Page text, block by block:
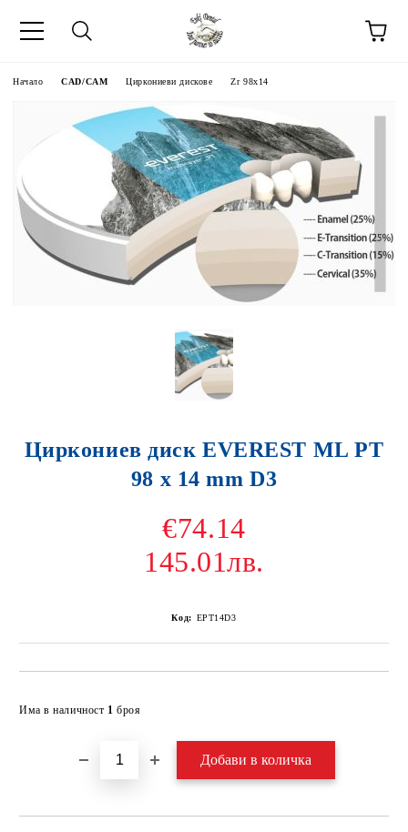
Начало CAD/CAM Циркониеви дискове Zr 98x14
Циркониев диск EVEREST ML PT
98 x 14 mm D3
€74.14
145.01лв.
Код: EPT14D3
Има в наличност 1 броя